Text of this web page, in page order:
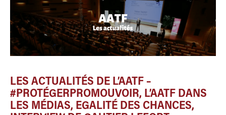
LES ACTUALITÉS DE L’AATF –
#PROTÉGERPROMOUVOIR, L’AATF DANS
LES MÉDIAS, EGALITÉ DES CHANCES,